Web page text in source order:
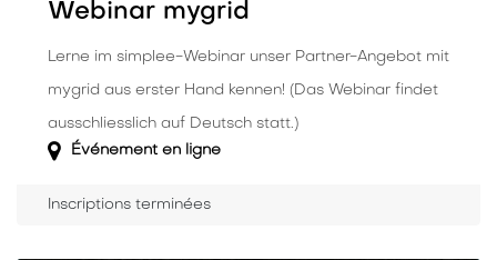
Webinar mygrid
Lerne im simplee-Webinar unser Partner-Angebot mit
mygrid aus erster Hand kennen! (Das Webinar findet
ausschliesslich auf Deutsch statt.)
Événement en ligne
Inscriptions terminées